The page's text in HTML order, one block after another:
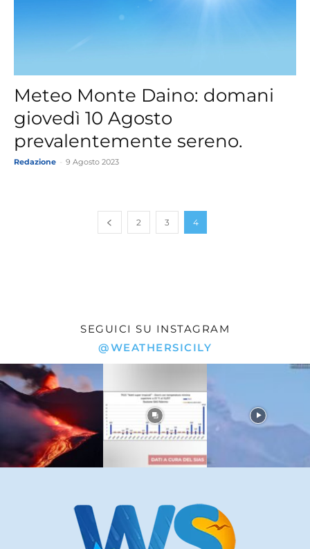
Meteo Monte Daino: domani
giovedì 10 Agosto
prevalentemente sereno.
Redazione 9 Agosto 2023
2 3 4
SEGUICI SU INSTAGRAM
@WEATHERSICILY